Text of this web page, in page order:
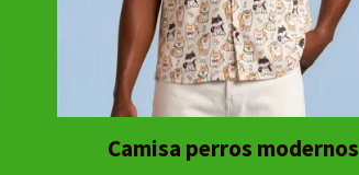
Camisa perros modernos